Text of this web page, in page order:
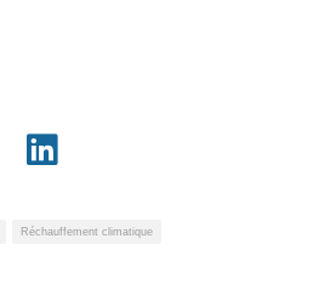
Réchauffement climatique